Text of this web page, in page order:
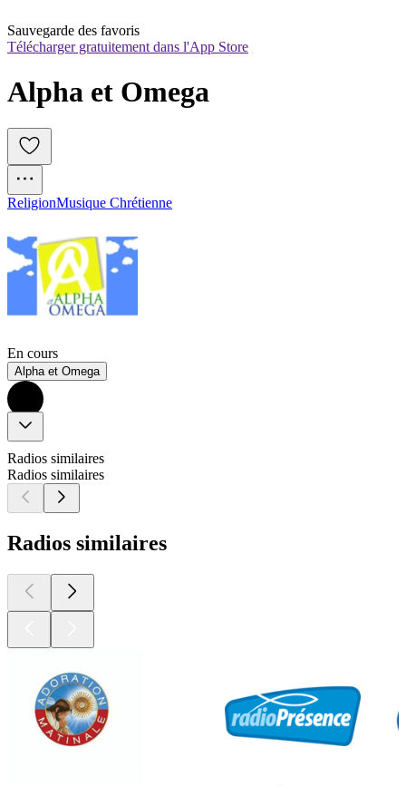
Sauvegarde des favoris
Télécharger gratuitement dans l'App Store
Alpha et Omega
ReligionMusique Chrétienne
En cours
Alpha et Omega
Radios similaires
Radios similaires
Radios similaires